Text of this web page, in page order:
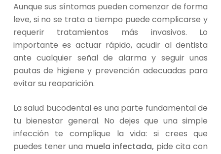
Aunque sus síntomas pueden comenzar de forma
leve, si no se trata a tiempo puede complicarse y
requerir tratamientos más invasivos. Lo
importante es actuar rápido, acudir al dentista
ante cualquier señal de alarma y seguir unas
pautas de higiene y prevención adecuadas para
evitar su reaparición.
La salud bucodental es una parte fundamental de
tu bienestar general. No dejes que una simple
infección te complique la vida: si crees que
puedes tener una muela infectada, pide cita con